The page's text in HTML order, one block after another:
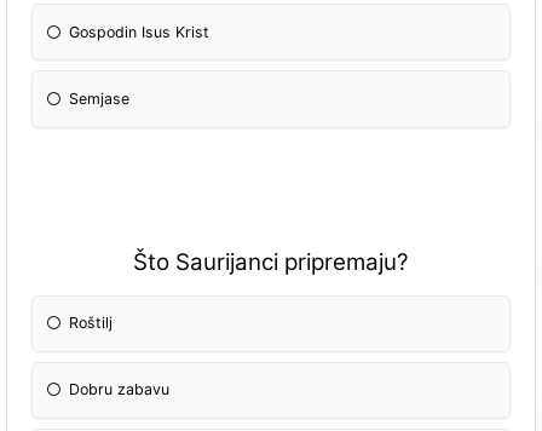
Gospodin Isus Krist
Semjase
Što Saurijanci pripremaju?
Roštilj
Dobru zabavu